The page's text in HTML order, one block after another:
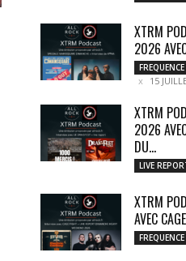
XTRM
2026
15
XTRM
2026
DU...
LIVE
XTRM
AVEC